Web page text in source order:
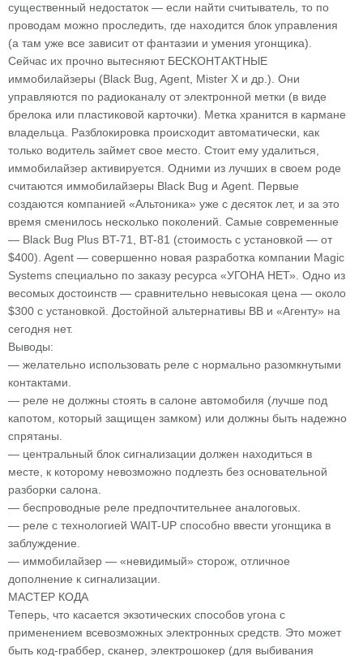
существенный недостаток — если найти считыватель, то по
проводам можно проследить, где находится блок управления
(а там уже все зависит от фантазии и умения угонщика).
Сейчас их прочно вытесняют БЕСКОНТАКТНЫЕ
иммобилайзеры (Black Bug, Agent, Mister X и др.). Они
управляются по радиоканалу от электронной метки (в виде
брелока или пластиковой карточки). Метка хранится в кармане
владельца. Разблокировка происходит автоматически, как
только водитель займет свое место. Стоит ему удалиться,
иммобилайзер активируется. Одними из лучших в своем роде
считаются иммобилайзеры Black Bug и Agent. Первые
создаются компанией «Альтоника» уже с десяток лет, и за это
время сменилось несколько поколений. Самые современные
— Black Bug Plus BT-71, BT-81 (стоимость с установкой — от
$400). Agent — совершенно новая разработка компании Magic
Systems специально по заказу ресурса «УГОНА НЕТ». Одно из
весомых достоинств — сравнительно невысокая цена — около
$300 с установкой. Достойной альтернативы ВВ и «Агенту» на
сегодня нет.
Выводы:
— желательно использовать реле с нормально разомкнутыми
контактами.
— реле не должны стоять в салоне автомобиля (лучше под
капотом, который защищен замком) или должны быть надежно
спрятаны.
— центральный блок сигнализации должен находиться в
месте, к которому невозможно подлезть без основательной
разборки салона.
— беспроводные реле предпочтительнее аналоговых.
— реле с технологией WAIT-UP способно ввести угонщика в
заблуждение.
— иммобилайзер — «невидимый» сторож, отличное
дополнение к сигнализации.
МАСТЕР КОДА
Теперь, что касается экзотических способов угона с
применением всевозможных электронных средств. Это может
быть код-граббер, сканер, электрошокер (для выбивания